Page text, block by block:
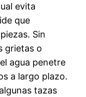
evita
que
Sin
grietas o
agua penetre
a largo plazo.
tazas